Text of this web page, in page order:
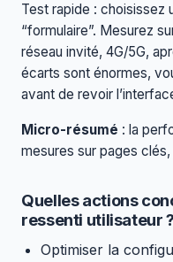
Test rapide : choisissez
“formulaire”. Mesurez
réseau invité, 4G/5G,
écarts sont énormes,
avant de revoir
Micro-résumé : la
mesures sur pages
Quelles actions
ressenti utilisateur ?
Optimiser la